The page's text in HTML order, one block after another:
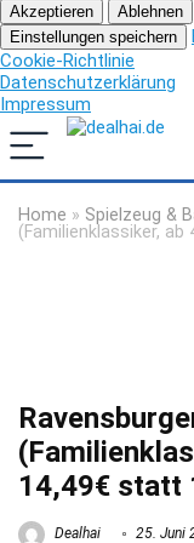
Akzeptieren Ablehnen
Einstellungen speichern
Cookie-Richtlinie
Datenschutzerklärung
Impressum
Home » Spielzeug &
(Familienklassiker,
14,49€ statt
Dealhai 25. Juni